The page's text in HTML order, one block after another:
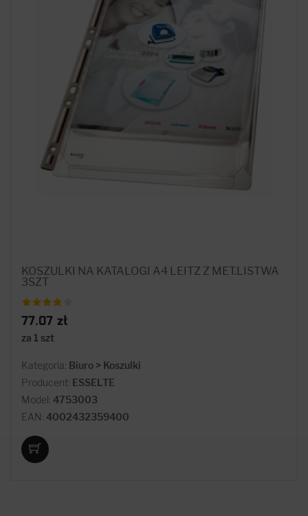
KOSZULKI NA KATALOGI A4 LEITZ Z MET.LISTWA
3SZT
77.07 zł
za 1 szt
Kategoria: Biuro > Koszulki
Producent: ESSELTE
Model: 4753003
EAN: 4002432359400